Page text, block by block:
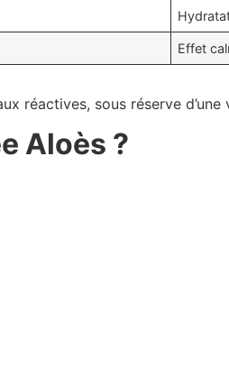
Effet
réactives, sous réserve
Aloès ?